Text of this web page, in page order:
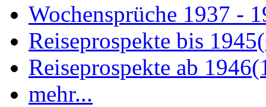
Wochensprüche 1937 -
Reiseprospekte bis 1945
Reiseprospekte ab 1946
mehr...